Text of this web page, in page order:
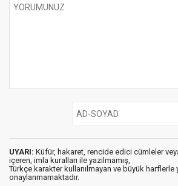
UYARI: Küfür, hakaret, rencide edici cümleler
içeren, imla kuralları ile yazılmamış,
Türkçe karakter kullanılmayan ve büyük harflerle
onaylanmamaktadır.